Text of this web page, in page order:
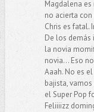
Magdalena
no acierta con
Chris es fatal.
De los
la novia
novia... Eso
Aaah. No es
bajista,
el Super Pop
Feliiiizz